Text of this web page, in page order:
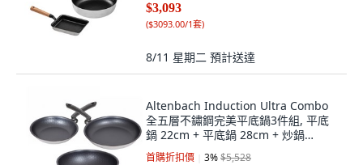
$3,093
($3093.00/1套)
8/11 星期二 預計送達
Altenbach Induction Ultra Combo
全五層不鏽鋼完美平底鍋3件組, 平底
鍋 22cm + 平底鍋 28cm + 炒鍋
28cm, 銀色
首購折扣價 3%$5,528